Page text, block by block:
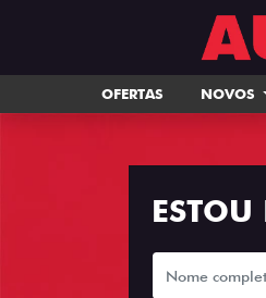
OFERTAS NOVOS
ESTOU